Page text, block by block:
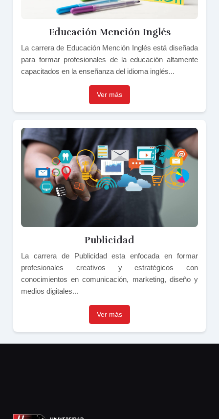
Educación Mención Inglés
La carrera de Educación Mención Inglés está diseñada
para formar profesionales de la educación altamente
capacitados en la enseñanza del idioma inglés...
Ver más
Publicidad
La carrera de Publicidad esta enfocada en formar
profesionales creativos y estratégicos con
conocimientos en comunicación, marketing, diseño y
medios digitales...
Ver más